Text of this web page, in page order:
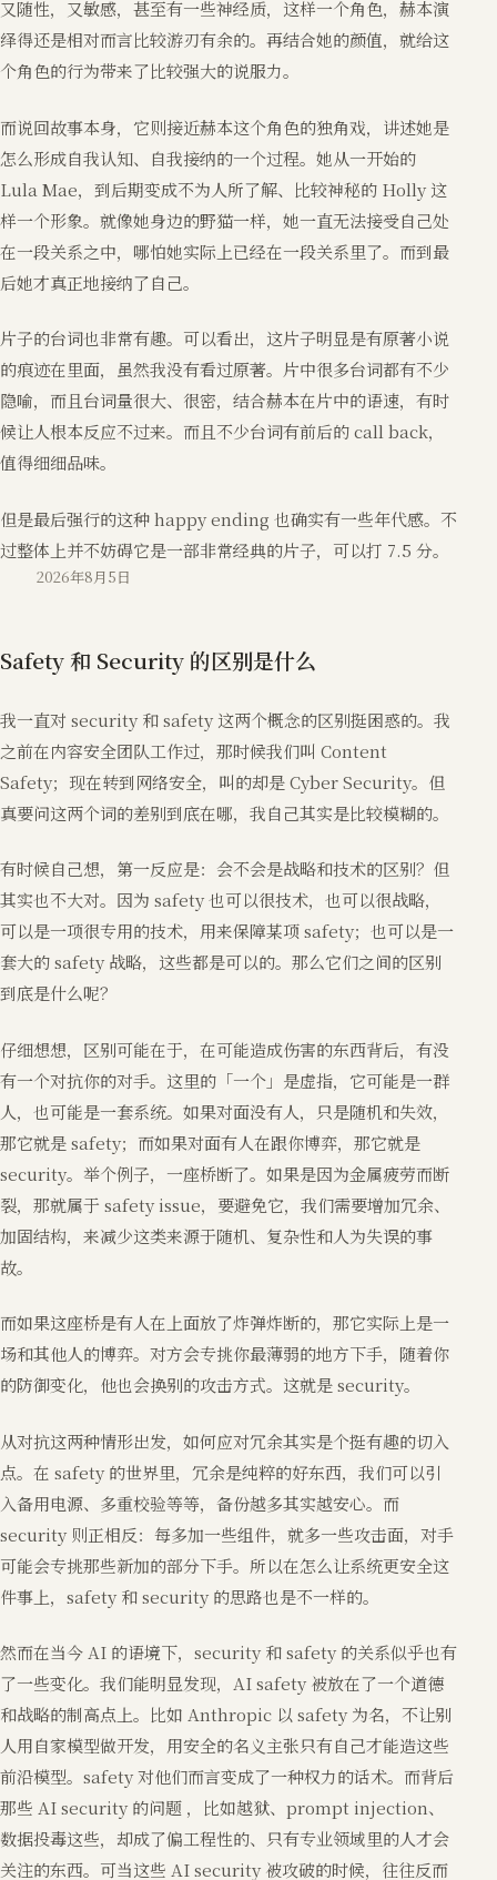
又随性，又敏感，甚至有一些神经质，这样一个角色，赫本演
绎得还是相对而言比较游刃有余的。再结合她的颜值，就给这
个角色的行为带来了比较强大的说服力。
而说回故事本身，它则接近赫本这个角色的独角戏，讲述她是
怎么形成自我认知、自我接纳的一个过程。她从一开始的
Lula Mae，到后期变成不为人所了解、比较神秘的 Holly 这
样一个形象。就像她身边的野猫一样，她一直无法接受自己处
在一段关系之中，哪怕她实际上已经在一段关系里了。而到最
后她才真正地接纳了自己。
片子的台词也非常有趣。可以看出，这片子明显是有原著小说
的痕迹在里面，虽然我没有看过原著。片中很多台词都有不少
隐喻，而且台词量很大、很密，结合赫本在片中的语速，有时
候让人根本反应不过来。而且不少台词有前后的 call back，
值得细细品味。
但是最后强行的这种 happy ending 也确实有一些年代感。不
过整体上并不妨碍它是一部非常经典的片子，可以打 7.5 分。
2026年8月5日
Safety 和 Security 的区别是什么
我一直对 security 和 safety 这两个概念的区别挺困惑的。我
之前在内容安全团队工作过，那时候我们叫 Content
Safety；现在转到网络安全，叫的却是 Cyber Security。但
真要问这两个词的差别到底在哪，我自己其实是比较模糊的。
有时候自己想，第一反应是：会不会是战略和技术的区别？但
其实也不大对。因为 safety 也可以很技术，也可以很战略，
可以是一项很专用的技术，用来保障某项 safety；也可以是一
套大的 safety 战略，这些都是可以的。那么它们之间的区别
到底是什么呢？
仔细想想，区别可能在于，在可能造成伤害的东西背后，有没
有一个对抗你的对手。这里的「一个」是虚指，它可能是一群
人，也可能是一套系统。如果对面没有人，只是随机和失效，
那它就是 safety；而如果对面有人在跟你博弈，那它就是
security。举个例子，一座桥断了。如果是因为金属疲劳而断
裂，那就属于 safety issue，要避免它，我们需要增加冗余、
加固结构，来减少这类来源于随机、复杂性和人为失误的事
故。
而如果这座桥是有人在上面放了炸弹炸断的，那它实际上是一
场和其他人的博弈。对方会专挑你最薄弱的地方下手，随着你
的防御变化，他也会换别的攻击方式。这就是 security。
从对抗这两种情形出发，如何应对冗余其实是个挺有趣的切入
点。在 safety 的世界里，冗余是纯粹的好东西，我们可以引
入备用电源、多重校验等等，备份越多其实越安心。而
security 则正相反：每多加一些组件，就多一些攻击面，对手
可能会专挑那些新加的部分下手。所以在怎么让系统更安全这
件事上，safety 和 security 的思路也是不一样的。
然而在当今 AI 的语境下，security 和 safety 的关系似乎也有
了一些变化。我们能明显发现，AI safety 被放在了一个道德
和战略的制高点上。比如 Anthropic 以 safety 为名，不让别
人用自家模型做开发，用安全的名义主张只有自己才能造这些
前沿模型。safety 对他们而言变成了一种权力的话术。而背后
那些 AI security 的问题 ，比如越狱、prompt injection、
数据投毒这些，却成了偏工程性的、只有专业领域里的人才会
关注的东西。可当这些 AI security 被攻破的时候，往往反而